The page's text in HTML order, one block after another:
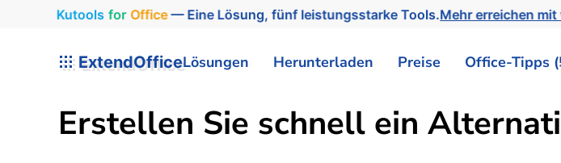
Kutools for Office— Eine Lösung, fünf leistungsstarke Tools.Mehr erreichen
ExtendOfficeLösungen Herunterladen Preise Office-Tipps
Erstellen Sie schnell ein